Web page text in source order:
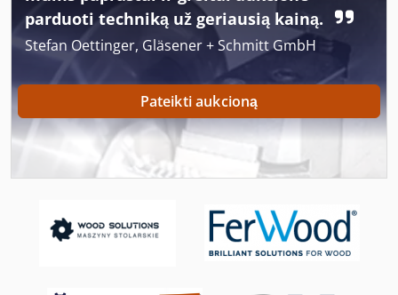
Kaip Susisiekti Su Mašina
Kaip Susisiekti Su Ratukais
Kaip Susisiekti Su Šlifavimo Staklės
Kėlimo Stalas Su Ritininiai Konvejeriai
Laikiklis Su Velenu
Ng 200
parduoti techniką už geriausią kainą.
Stefan Oettinger, Gläsener + Schmitt GmbH
Pateikti aukcioną